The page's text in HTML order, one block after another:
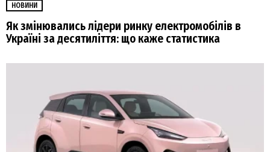
НОВИНИ
Як змінювались лідери ринку електромобілів в
Україні за десятиліття: що каже статистика